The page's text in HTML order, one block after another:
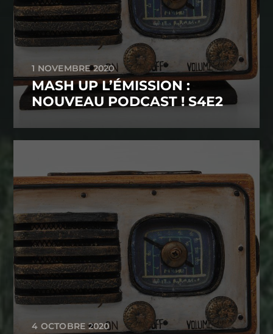
1 NOVEMBRE 2020
MASH UP L’ÉMISSION :
NOUVEAU PODCAST ! S4E2
4 OCTOBRE 2020